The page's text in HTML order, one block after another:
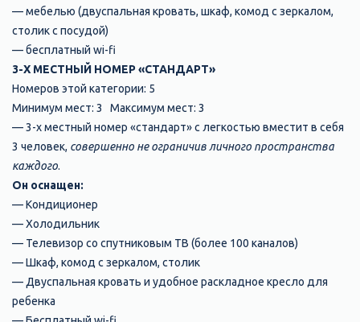
— мебелью (двуспальная кровать, шкаф, комод с зеркалом,
столик с посудой)
— бесплатный wi-fi
3-Х МЕСТНЫЙ НОМЕР «СТАНДАРТ»
Номеров этой категории: 5
Минимум мест: 3 Максимум мест: 3
— 3-х местный номер «стандарт» с легкостью вместит в себя
3 человек, совершенно не ограничив личного пространства
каждого.
Он оснащен:
— Кондиционер
— Холодильник
— Телевизор со спутниковым ТВ (более 100 каналов)
— Шкаф, комод с зеркалом, столик
— Двуспальная кровать и удобное раскладное кресло для
ребенка